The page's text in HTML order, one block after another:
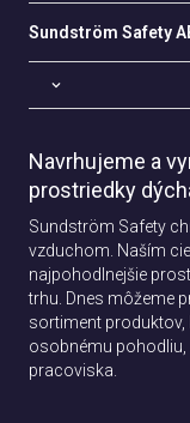
Sundström Safety
Navrhujeme a
prostriedky
Sundström Safety
vzduchom. Naším
najpohodlnejšie
trhu. Dnes môžeme
sortiment
osobnému
pracoviska.